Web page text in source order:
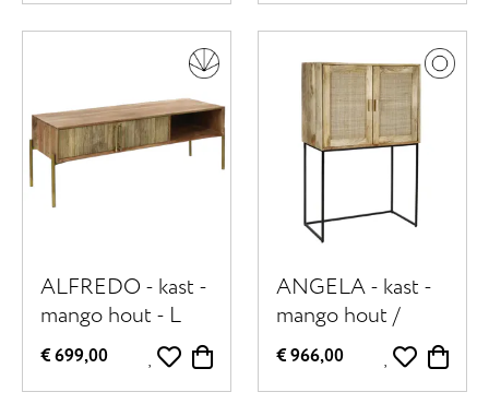
ALFREDO - kast -
mango hout - L
120 x W 40 x H 46
cm - naturel
€ 699,00
ANGELA - kast -
mango hout /
metaal - L 80 x W
40 x H 125 cm -
naturel
€ 966,00